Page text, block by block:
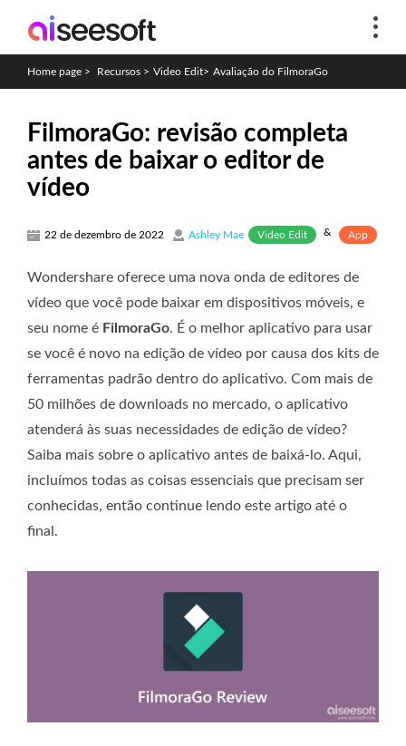
Home page > Recursos > Video Edit> Avaliação do FilmoraGo
FilmoraGo: revisão completa
antes de baixar o editor de
vídeo
22 de dezembro de 2022 Ashley Mae Video Edit & App
Wondershare oferece uma nova onda de editores de
vídeo que você pode baixar em dispositivos móveis, e
seu nome é FilmoraGo. É o melhor aplicativo para usar
se você é novo na edição de vídeo por causa dos kits de
ferramentas padrão dentro do aplicativo. Com mais de
50 milhões de downloads no mercado, o aplicativo
atenderá às suas necessidades de edição de vídeo?
Saiba mais sobre o aplicativo antes de baixá-lo. Aqui,
incluímos todas as coisas essenciais que precisam ser
conhecidas, então continue lendo este artigo até o
final.